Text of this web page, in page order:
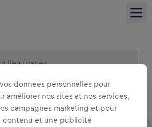
lieu (par exemple par ville)
données personnelles pour
améliorer nos sites et nos services,
campagnes marketing et pour
contenu et une publicité